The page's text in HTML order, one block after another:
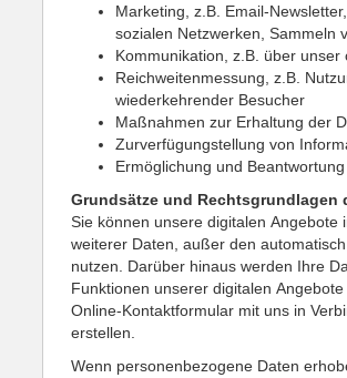
Marketing, z.B. Email-
sozialen Netzwerken, Sammeln
Kommunikation, z.B. über
Reichweitenmessung, z.B.
wiederkehrender Besucher
Maßnahmen zur Erhaltung der
Zurverfügungstellung von
Ermöglichung und
Grundsätze und Rechtsgrundlagen
Sie können unsere digitalen Angebote
weiterer Daten, außer den
nutzen. Darüber hinaus werden Ihre
Funktionen unserer digitalen
Online-Kontaktformular mit uns in
erstellen.
Wenn personenbezogene Daten